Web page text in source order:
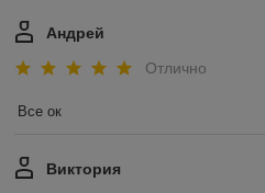
Андрей
Отлично
Все ок
Виктория